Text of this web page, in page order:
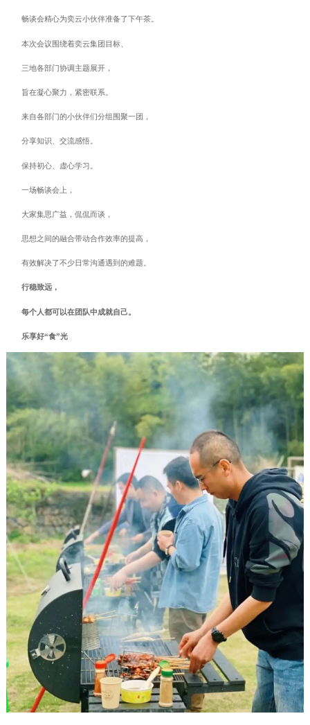
畅谈会精心为奕云小伙伴准备了下午茶。
本次会议围绕着奕云集团目标、
三地各部门协调主题展开，
旨在凝心聚力，紧密联系。
来自各部门的小伙伴们分组围聚一团，
分享知识、交流感悟。
保持初心、虚心学习。
一场畅谈会上，
大家集思广益，侃侃而谈，
思想之间的融合带动合作效率的提高，
有效解决了不少日常沟通遇到的难题。
行稳致远，
每个人都可以在团队中成就自己。
乐享好“食”光